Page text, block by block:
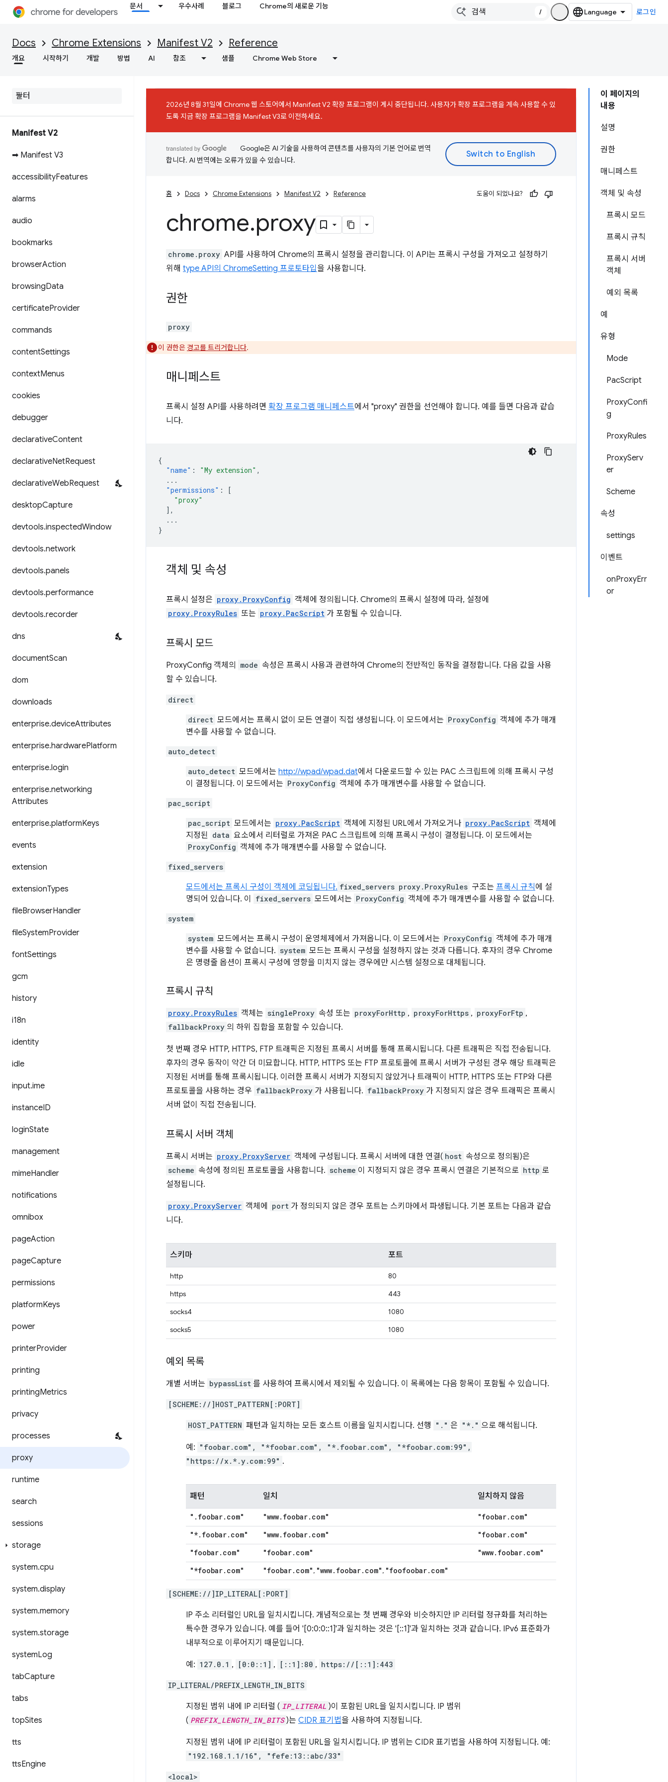
문서 우수사례 블로그 Chrome의 새로운 기능
/ 로그인
Docs Chrome Extensions Manifest V2 Reference
개요 시작하기 개발 방법 AI 참조 샘플 Chrome Web Store
Manifest V2
➡ Manifest V3
accessibilityFeatures
alarms
audio
bookmarks
browserAction
browsingData
certificateProvider
commands
contentSettings
contextMenus
cookies
debugger
declarativeContent
declarativeNetRequest
declarativeWebRequest
desktopCapture
devtools.inspectedWindow
devtools.network
devtools.panels
devtools.performance
devtools.recorder
dns
documentScan
dom
downloads
enterprise.deviceAttributes
enterprise.hardwarePlatform
enterprise.login
enterprise.networking
Attributes
enterprise.platformKeys
events
extension
extensionTypes
fileBrowserHandler
fileSystemProvider
fontSettings
gcm
history
i18n
identity
idle
input.ime
instanceID
loginState
management
mimeHandler
notifications
omnibox
pageAction
pageCapture
permissions
platformKeys
power
printerProvider
printing
printingMetrics
privacy
processes
proxy
runtime
search
sessions
storage
system.cpu
system.display
system.memory
system.storage
systemLog
tabCapture
tabs
topSites
tts
ttsEngine
이 페이지의
내용
설명
권한
매니페스트
객체 및 속성
프록시 모드
프록시 규칙
프록시 서버
객체
예외 목록
예
유형
Mode
PacScript
ProxyConfi
g
ProxyRules
ProxyServ
er
Scheme
속성
settings
이벤트
onProxyErr
or
2026년 8월 31일에 Chrome 웹 스토어에서 Manifest V2 확장 프로그램이 게시 중단됩니다. 사용자가 확장 프로그램을 계속 사용할 수 있
도록 지금 확장 프로그램을 Manifest V3로 이전하세요.
Google은 AI 기술을 사용하여 콘텐츠를 사용자의 기본 언어로 번역
합니다. AI 번역에는 오류가 있을 수 있습니다.
홈 Docs Chrome Extensions Manifest V2 Reference 도움이 되었나요?
chrome.proxy
chrome.proxy API를 사용하여 Chrome의 프록시 설정을 관리합니다. 이 API는 프록시 구성을 가져오고 설정하기
위해 type API의 ChromeSetting 프로토타입 을 사용합니다.
권한
proxy
이 권한은 경고를 트리거합니다.
매니페스트
프록시 설정 API를 사용하려면 확장 프로그램 매니페스트에서 "proxy" 권한을 선언해야 합니다. 예를 들면 다음과 같습
니다.
{
"name" : "My extension" ,
...
"permissions" :
[
"proxy"
],
...
}
객체 및 속성
프록시 설정은 proxy.ProxyConfig 객체에 정의됩니다. Chrome의 프록시 설정에 따라, 설정에
proxy.ProxyRules 또는 proxy.PacScript 가 포함될 수 있습니다.
프록시 모드
ProxyConfig 객체의 mode 속성은 프록시 사용과 관련하여 Chrome의 전반적인 동작을 결정합니다. 다음 값을 사용
할 수 있습니다.
direct
direct 모드에서는 프록시 없이 모든 연결이 직접 생성됩니다. 이 모드에서는 ProxyConfig 객체에 추가 매개
변수를 사용할 수 없습니다.
auto_detect
auto_detect 모드에서는 http://wpad/wpad.dat에서 다운로드할 수 있는 PAC 스크립트에 의해 프록시 구성
이 결정됩니다. 이 모드에서는 ProxyConfig 객체에 추가 매개변수를 사용할 수 없습니다.
pac_script
pac_script 모드에서는 proxy.PacScript 객체에 지정된 URL에서 가져오거나 proxy.PacScript 객체에
지정된 data 요소에서 리터럴로 가져온 PAC 스크립트에 의해 프록시 구성이 결정됩니다. 이 모드에서는
ProxyConfig 객체에 추가 매개변수를 사용할 수 없습니다.
fixed_servers
모드에서는 프록시 구성이 객체에 코딩됩니다. fixed_servers proxy.ProxyRules 구조는 프록시 규칙에 설
명되어 있습니다. 이
fixed_servers 모드에서는 ProxyConfig 객체에 추가 매개변수를 사용할 수 없습니다.
system
system 모드에서는 프록시 구성이 운영체제에서 가져옵니다. 이 모드에서는 ProxyConfig 객체에 추가 매개
변수를 사용할 수 없습니다. system 모드는 프록시 구성을 설정하지 않는 것과 다릅니다. 후자의 경우 Chrome
은 명령줄 옵션이 프록시 구성에 영향을 미치지 않는 경우에만 시스템 설정으로 대체됩니다.
프록시 규칙
proxy.ProxyRules 객체는 singleProxy 속성 또는 proxyForHttp , proxyForHttps , proxyForFtp ,
fallbackProxy 의 하위 집합을 포함할 수 있습니다.
첫 번째 경우 HTTP, HTTPS, FTP 트래픽은 지정된 프록시 서버를 통해 프록시됩니다. 다른 트래픽은 직접 전송됩니다.
후자의 경우 동작이 약간 더 미묘합니다. HTTP, HTTPS 또는 FTP 프로토콜에 프록시 서버가 구성된 경우 해당 트래픽은
지정된 서버를 통해 프록시됩니다. 이러한 프록시 서버가 지정되지 않았거나 트래픽이 HTTP, HTTPS 또는 FTP와 다른
프로토콜을 사용하는 경우 fallbackProxy 가 사용됩니다. fallbackProxy 가 지정되지 않은 경우 트래픽은 프록시
서버 없이 직접 전송됩니다.
프록시 서버 객체
프록시 서버는 proxy.ProxyServer 객체에 구성됩니다. 프록시 서버에 대한 연결( host 속성으로 정의됨)은
scheme 속성에 정의된 프로토콜을 사용합니다. scheme 이 지정되지 않은 경우 프록시 연결은 기본적으로 http 로
설정됩니다.
proxy.ProxyServer 객체에 port 가 정의되지 않은 경우 포트는 스키마에서 파생됩니다. 기본 포트는 다음과 같습
니다.
스키마 포트
http
80
https
443
socks4
1080
socks5
1080
예외 목록
개별 서버는 bypassList 를 사용하여 프록시에서 제외될 수 있습니다. 이 목록에는 다음 항목이 포함될 수 있습니다.
[SCHEME://]HOST_PATTERN[:PORT]
HOST_PATTERN 패턴과 일치하는 모든 호스트 이름을 일치시킵니다. 선행 "." 은 "*." 으로 해석됩니다.
예: "foobar.com", "*foobar.com", "*.foobar.com", "*foobar.com:99",
"https://x.*.y.com:99" .
패턴 일치 일치하지 않음
" . foobar. com" "www. foobar. com" "foobar. com"
"*. foobar. com" "www. foobar. com" "foobar. com"
"foobar. com" "foobar. com" "www. foobar. com"
"*foobar. com" "foobar. com", "www. foobar. com", "foofoobar. com"
[SCHEME://]IP_LITERAL[:PORT]
IP 주소 리터럴인 URL을 일치시킵니다. 개념적으로는 첫 번째 경우와 비슷하지만 IP 리터럴 정규화를 처리하는
특수한 경우가 있습니다. 예를 들어 '[0:0:0::1]'과 일치하는 것은 '[::1]'과 일치하는 것과 같습니다. IPv6 표준화가
내부적으로 이루어지기 때문입니다.
예: 127.0.1 , [0:0::1] , [::1]:80 , https://[::1]:443
IP_LITERAL/PREFIX_LENGTH_IN_BITS
지정된 범위 내에 IP 리터럴 ( IP_LITERAL )이 포함된 URL을 일치시킵니다. IP 범위
( PREFIX_LENGTH_IN_BITS )는 CIDR 표기법을 사용하여 지정됩니다.
지정된 범위 내에 IP 리터럴이 포함된 URL을 일치시킵니다. IP 범위는 CIDR 표기법을 사용하여 지정됩니다. 예:
"192.168.1.1/16", "fefe:13::abc/33"
<local>